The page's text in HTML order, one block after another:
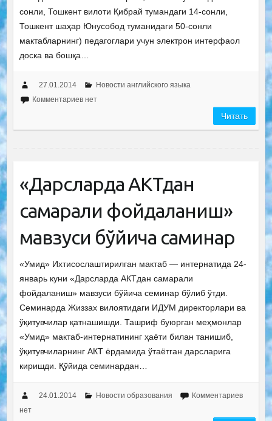
сонли, Тошкент вилоти Қибрай тумандаги 14-сонли,
Тошкент шаҳар Юнусобод туманидаги 50-сонли
мактабларнинг) педагоглари учун электрон интерфаол
доска ва бошқа…
27.01.2014
Новости английского языка
Комментариев нет
Читать
«Дарсларда АКТдан
самарали фойдаланиш»
мавзуси бўйича саминар
«Умид» Ихтисослаштирилган мактаб — интернатида 24-
январь куни «Дарсларда АКТдан самарали
фойдаланиш» мавзуси бўйича семинар бўлиб ўтди.
Семинарда Жиззах вилоятидаги ИДУМ директорлари ва
ўқитувчилар қатнашишди. Ташриф буюрган меҳмонлар
«Умид» мактаб-интернатининг ҳаёти билан танишиб,
ўқитувчиларнинг АКТ ёрдамида ўтаётган дарсларига
киришди. Қўйида семинардан…
24.01.2014 Новости образования
Комментариев
нет